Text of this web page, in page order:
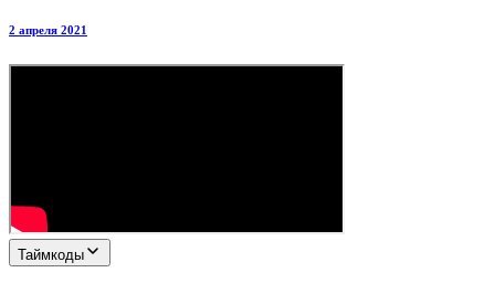
2 апреля 2021
Таймкоды